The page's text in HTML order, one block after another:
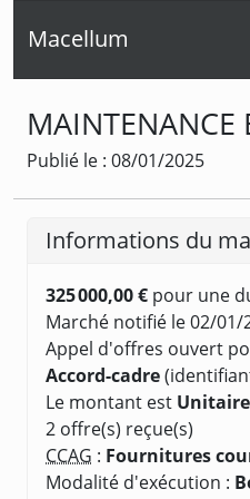
Macellum
MAINTENANCE
Publié le : 08/01/2025
Informations du
325 000,00 € pour une
Marché notifié le 02/01/
Appel d'offres ouvert
Accord-cadre
Le montant est
2 offre(s) reçue(s)
CCAG : Fournitures
Modalité d'exécution :